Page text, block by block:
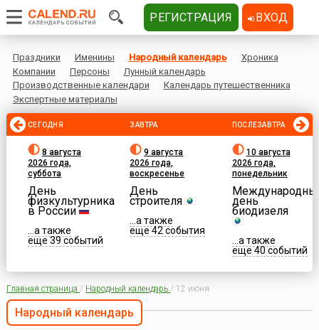
Праздники Именины Народный календарь
Хроника
Компании
Персоны
Лунный календарь
Производственные календари
Календарь путешественника
Экспертные материалы
СЕГОДНЯ
8 августа
2026 года,
суббота
День
физкультурника
в России
...а также
еще 39 событий
ЗАВТРА
9 августа
2026 года,
воскресенье
День
строителя
...а также
еще 42 события
ПОСЛЕЗАВТРА
10 августа
2026 года,
понедельник
день
биодизеля
...а также
еще 40 событий
Главная страница / Народный календарь / 12 июня
Народный календарь
РЕГИСТРАЦИЯ ВХОД